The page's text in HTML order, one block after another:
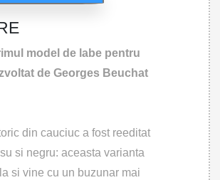
model de labe pentru
de Georges Beuchat
din cauciuc a fost reeditat
si negru: aceasta varianta
si vine cu un buzunar mai